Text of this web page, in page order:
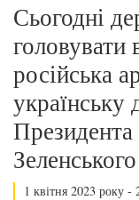
Сьогодні
російська
українську
Зеленського
1 квітня 2023 року -